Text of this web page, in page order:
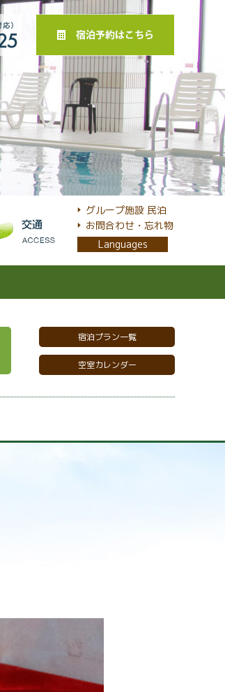
グループ施設 民泊
お問合わせ・忘れ物
Languages
宿泊プラン一覧
空室カレンダー